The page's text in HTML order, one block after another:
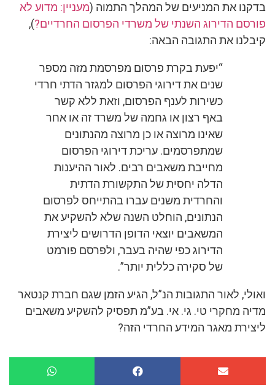
בדקנו את המניעים של המהלך התמוה (מעניין: מדוע לא
פורסם הדירוג השנתי של משרדי הפרסום החרדיים?),
קיבלנו את התגובה הבאה:
“יפעת בקרת פרסום מפרסמת מזה מספר
שנים את דירוגי הפרסום למגזר הדתי חרדי
כשירות לענף הפרסום, וזאת ללא קשר
באף רצון או גחמה של משרד זה או אחר
שאינו מרוצה או כן מרוצה מהנתונים
שמתפרסמים. עריכת דירוגי הפרסום
מחייבת משאבים רבים. לאור ההיענות
הדלה יחסית של התקשורת הדתית
והחרדית משנים עברו בהתייחס לפרסום
הנתונים, הוחלט השנה שלא להשקיע את
המשאבים יוצאי הדופן הדרושים ליצירת
הדירוג כפי שהיה בעבר, ולפרסם פורמט
של סקירה כללית יותר”.
ואולי, לאור התגובות הנ”ל, הגיע הזמן שגם חברת קנטאר
מדיה מחקרי טי. גי. אי. בע”מ תפסיק להשקיע משאבים
ליצירת מאגר המידע החרדי הזה?